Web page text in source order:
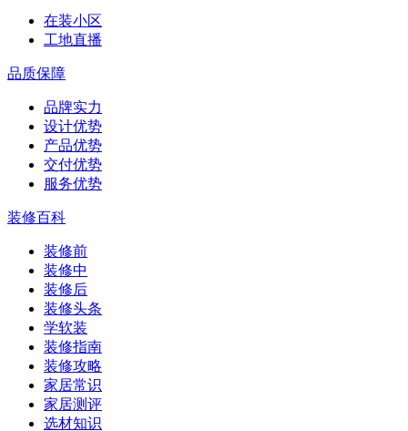
在装小区
工地直播
品质保障
品牌实力
设计优势
产品优势
交付优势
服务优势
装修百科
装修前
装修中
装修后
装修头条
学软装
装修指南
装修攻略
家居常识
家居测评
选材知识